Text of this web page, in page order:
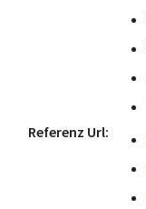
Referenz Url